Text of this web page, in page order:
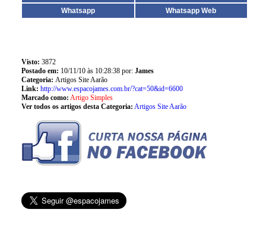
Whatsapp
Whatsapp Web
Visto: 3872
Postado em: 10/11/10 às 10:28:38 por: James
Categoria: Artigos Site Aarão
Link: http://www.espacojames.com.br/?cat=50&id=6600
Marcado como: Artigo Simples
Ver todos os artigos desta Categoria: Artigos Site Aarão